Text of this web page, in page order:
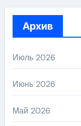
Архив
Июль 2026
Июнь 2026
Май 2026